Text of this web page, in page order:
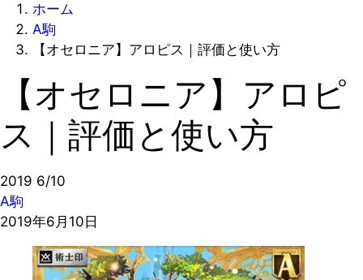
ホーム
A駒
【オセロニア】アロピス｜評価と使い方
【オセロニア】アロピ
ス｜評価と使い方
2019 6/10
A駒
2019年6月10日